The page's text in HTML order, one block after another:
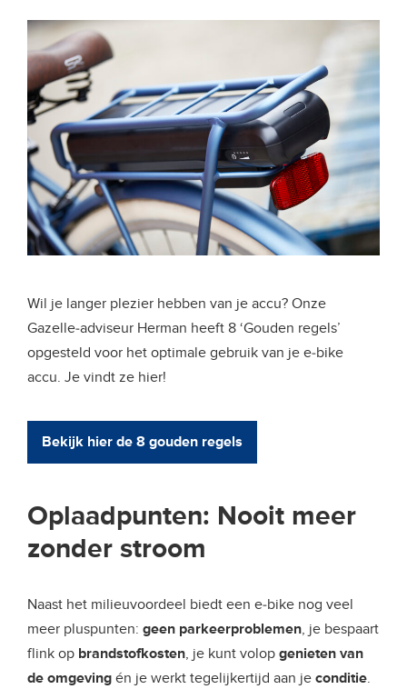
Wil je langer plezier hebben van je accu? Onze
Gazelle-adviseur Herman heeft 8 ‘Gouden regels’
opgesteld voor het optimale gebruik van je e-bike
accu. Je vindt ze hier!
Bekijk hier de 8 gouden regels
Oplaadpunten: Nooit meer
zonder stroom
Naast het milieuvoordeel biedt een e-bike nog veel
meer pluspunten: geen parkeerproblemen, je bespaart
flink op brandstofkosten, je kunt volop genieten van
de omgeving én je werkt tegelijkertijd aan je conditie.